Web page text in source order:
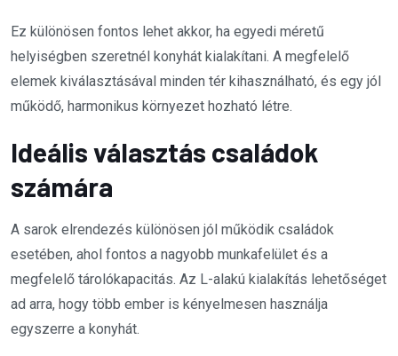
Ez különösen fontos lehet akkor, ha egyedi méretű
helyiségben szeretnél konyhát kialakítani. A megfelelő
elemek kiválasztásával minden tér kihasználható, és egy jól
működő, harmonikus környezet hozható létre.
Ideális választás családok
számára
A sarok elrendezés különösen jól működik családok
esetében, ahol fontos a nagyobb munkafelület és a
megfelelő tárolókapacitás. Az L-alakú kialakítás lehetőséget
ad arra, hogy több ember is kényelmesen használja
egyszerre a konyhát.